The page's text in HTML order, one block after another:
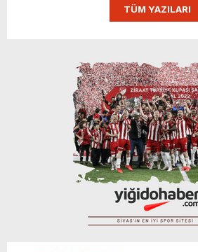
Sivasspor’a Destek Zamanı!
TÜM YAZILARI